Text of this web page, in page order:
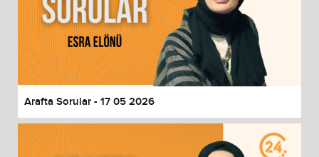
Arafta Sorular - 17 05 2026